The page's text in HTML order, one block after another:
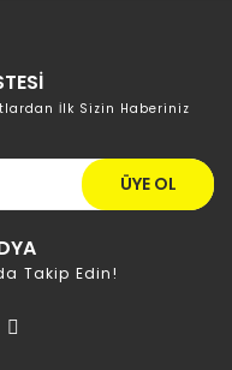
İlk Sizin Haberiniz
ÜYE OL
Takip Edin!